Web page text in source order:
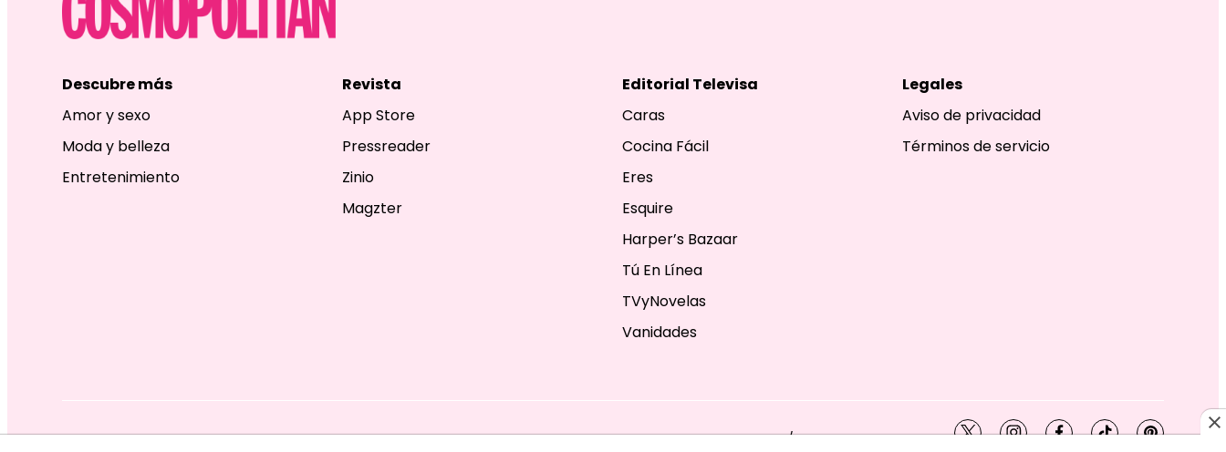
Descubre más
Amor y sexo
Moda y belleza
Entretenimiento
Revista
App Store
Pressreader
Zinio
Magzter
Editorial Televisa
Caras
Cocina Fácil
Eres
Esquire
Harper’s Bazaar
Tú En Línea
TVyNovelas
Vanidades
Legales
Aviso de privacidad
Términos de servicio
EDITORIAL TELEVISA S.A. DE C.V. TODOS LOS DERECHOS RESERVADOS. TBG - EDITORIAL TELEVISA - LIFESTYLES - BEAUTY / FASHION twitterinstagramfacebook
tiktokpinterest